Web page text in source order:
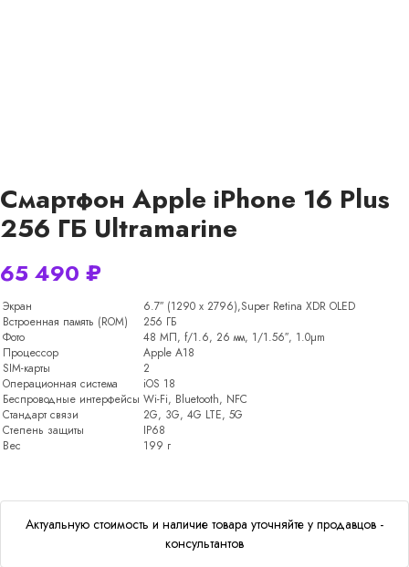
Смартфон Apple iPhone 16 Plus
256 ГБ Ultramarine
65 490 ₽
Экран
6.7″ (1290 x 2796),Super Retina XDR OLED
Встроенная память (ROM)
256 ГБ
Фото
48 МП, f/1.6, 26 мм, 1/1.56″, 1.0µm
Процессор
Apple A18
SIM-карты
2
Операционная система
iOS 18
Беспроводные интерфейсы Wi-Fi, Bluetooth, NFC
Стандарт связи
2G, 3G, 4G LTE, 5G
Степень защиты
IP68
Вес
199 г
Актуальную стоимость и наличие товара уточняйте у продавцов -
консультантов